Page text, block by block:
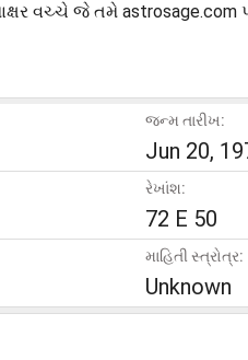
વચ્ચે જે તમે
જન્મ તારીખ:
Jun 20,
રેખાંશ:
72 E 50
માહિતી સ્ત્રોત્ર:
Unknown